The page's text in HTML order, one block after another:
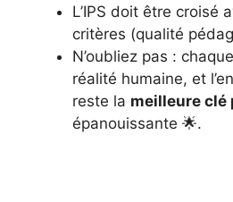
L’IPS doit être croisé
critères (qualité
N’oubliez pas :
réalité humaine, et
reste la meilleure clé
épanouissante 🌟.